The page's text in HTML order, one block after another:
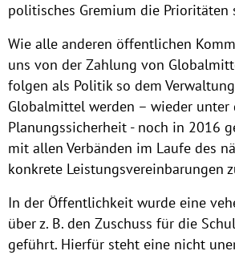
politisches Gremium die Prioritäten
Wie alle anderen öffentlichen
uns von der Zahlung von
folgen als Politik so dem
Globalmittel werden – wieder unter
Planungssicherheit - noch in 2016
mit allen Verbänden im Laufe des
konkrete Leistungsvereinbarungen
In der Öffentlichkeit wurde eine
über z. B. den Zuschuss für die
geführt. Hierfür steht eine nicht